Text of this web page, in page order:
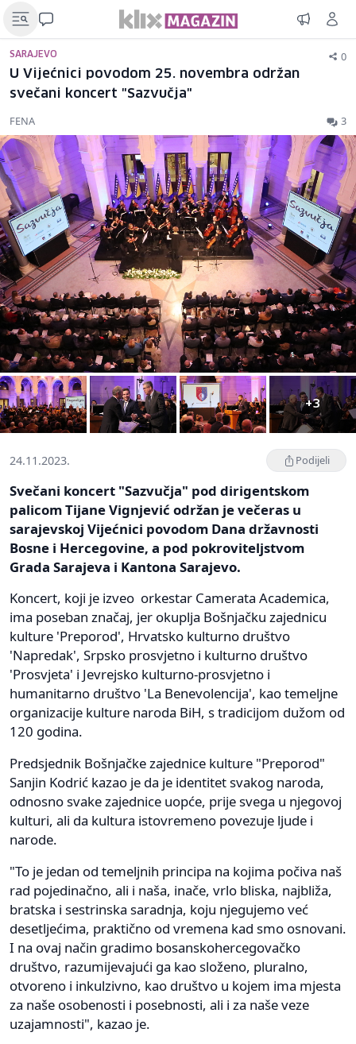
SARAJEVO 0
U Vijećnici povodom 25. novembra održan
svečani koncert "Sazvučja"
FENA 3
+3
24.11.2023. Podijeli
Svečani koncert "Sazvučja" pod dirigentskom
palicom Tijane Vignjević održan je večeras u
sarajevskoj Vijećnici povodom Dana državnosti
Bosne i Hercegovine, a pod pokroviteljstvom
Grada Sarajeva i Kantona Sarajevo.
Koncert, koji je izveo orkestar Camerata Academica,
ima poseban značaj, jer okuplja Bošnjačku zajednicu
kulture 'Preporod', Hrvatsko kulturno društvo
'Napredak', Srpsko prosvjetno i kulturno društvo
'Prosvjeta' i Jevrejsko kulturno-prosvjetno i
humanitarno društvo 'La Benevolencija', kao temeljne
organizacije kulture naroda BiH, s tradicijom dužom od
120 godina.
Predsjednik Bošnjačke zajednice kulture "Preporod"
Sanjin Kodrić kazao je da je identitet svakog naroda,
odnosno svake zajednice uopće, prije svega u njegovoj
kulturi, ali da kultura istovremeno povezuje ljude i
narode.
"To je jedan od temeljnih principa na kojima počiva naš
rad pojedinačno, ali i naša, inače, vrlo bliska, najbliža,
bratska i sestrinska saradnja, koju njegujemo već
desetljećima, praktično od vremena kad smo osnovani.
I na ovaj način gradimo bosanskohercegovačko
društvo, razumijevajući ga kao složeno, pluralno,
otvoreno i inkulzivno, kao društvo u kojem ima mjesta
za naše osobenosti i posebnosti, ali i za naše veze
uzajamnosti", kazao je.